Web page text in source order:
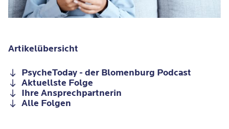
Artikelübersicht
PsycheToday - der Blomenburg Podcast
Aktuellste Folge
Ihre Ansprechpartnerin
Alle Folgen